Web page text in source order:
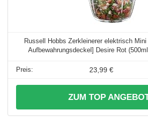
Russell Hobbs Zerkleinerer elektrisch
Aufbewahrungsdeckel] Desire Rot
23,99 €
ZUM TOP